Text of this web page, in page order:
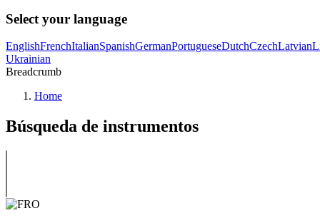
Select your language
EnglishFrenchItalianSpanishGermanPortugueseDutchCzechLatvian
Ukrainian
Breadcrumb
Home
Búsqueda de instrumentos